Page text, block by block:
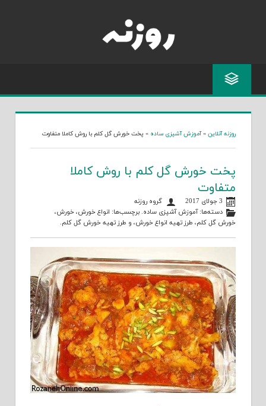
روزنه آنلاین »آموزش آشپزی ساده » پخت خورش گل کلم با روش کاملا متفاوت
پخت خورش گل کلم با روش کاملا
متفاوت
3 جولای 2017
گروه روزنه
دسته‌ها:آموزش آشپزی ساده. برچسب‌ها: انواع خورش،خورش،
خورش گل کلم، طرز تهیه انواع خورش، و طرز تهیه خورش گل کلم.